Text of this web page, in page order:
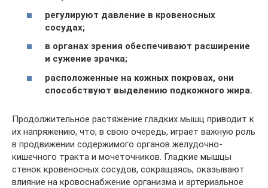
регулируют давление в кровеносных
сосудах;
в органах зрения обеспечивают расширение
и сужение зрачка;
расположенные на кожных покровах, они
способствуют выделению подкожного жира.
Продолжительное растяжение гладких мышц приводит к
их напряжению, что, в свою очередь, играет важную роль
в продвижении содержимого органов желудочно-
кишечного тракта и мочеточников. Гладкие мышцы
стенок кровеносных сосудов, сокращаясь, оказывают
влияние на кровоснабжение организма и артериальное